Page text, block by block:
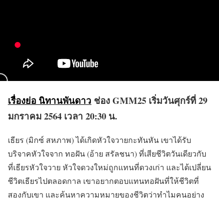
เรื่องย่อ นิทานพันดาว ช่อง GMM25 เริ่มวันศุกร์ที่ 29
มกราคม 2564 เวลา 20:30 น.
เธียร (มิกซ์ สหภาพ) ได้เกิดหัวใจวายกะทันหัน เขาได้รับ
บริจาคหัวใจจาก ทอฝัน (อ้าย สรัลชนา) ที่เสียชีวิตวันเดียวกับ
ที่เธียรหัวใจวาย หัวใจดวงใหม่ถูกแทนที่ดวงเก่า และได้เปลี่ยน
ชีวิตเธียรไปตลอดกาล เขาอยากตอบแทนทอฝันที่ให้ชีวิตที่
สองกับเขา และค้นหาความหมายของชีวิตว่าทำไมคนอย่าง